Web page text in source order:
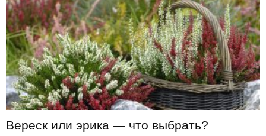
Вереск или эрика — что выбрать?